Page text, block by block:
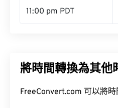
11:00 pm PDT
將時間轉換為其他
FreeConvert.com 可以將